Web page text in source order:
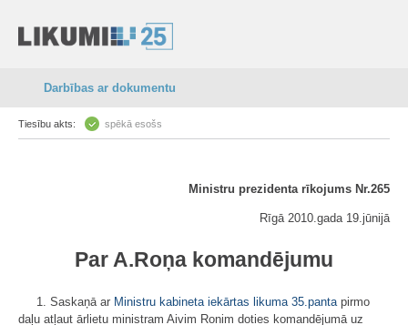
Darbības ar dokumentu
Tiesību akts: spēkā esošs
Ministru prezidenta rīkojums Nr.265
Rīgā 2010.gada 19.jūnijā
Par A.Roņa komandējumu
1. Saskaņā ar Ministru kabineta iekārtas likuma 35.pantapirmo
daļu atļaut ārlietu ministram Aivim Ronim doties komandējumā uz